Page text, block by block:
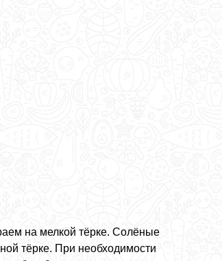
на мелкой тёрке. Солёные
тёрке. При необходимости